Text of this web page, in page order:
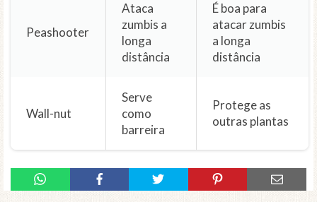
Peashooter
Ataca
zumbis a
longa
distância
É boa para
atacar zumbis
a longa
distância
Wall-nut
Serve
como
barreira
Protege as
outras plantas